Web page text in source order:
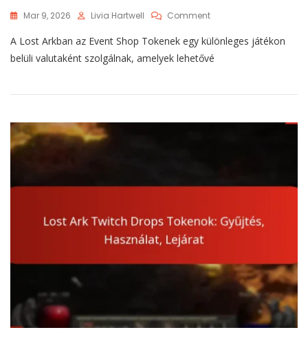
Mar 9, 2026 Livia Hartwell CommentOn
Ark
Eseménybolt
Lehet
A Lost Arkban az Event Shop Tokenek egy különleges játékon
belüli valutaként szolgálnak, amelyek lehetővé